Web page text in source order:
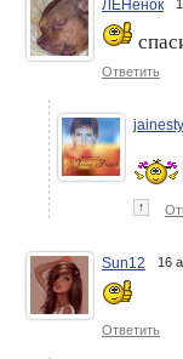
ЛЕНёнок
Ответить
↑
Sun12 16
Ответить